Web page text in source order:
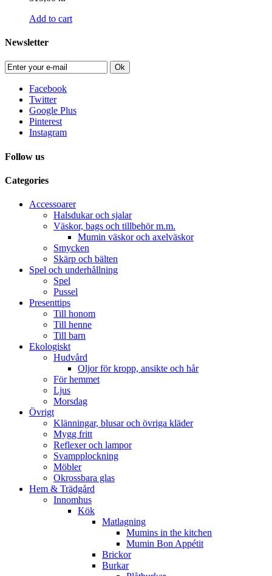
Add to cart
Newsletter
Ok
Facebook
Twitter
Google Plus
Pinterest
Instagram
Follow us
Categories
Accessoarer
Halsdukar och sjalar
Väskor, bags och tillbehör m.m.
Mumin väskor och axelväskor
Smycken
Skärp och bälten
Spel och underhållning
Spel
Pussel
Presenttips
Till honom
Till henne
Till barn
Ekologiskt
Hudvård
Oljor för kropp, ansikte och hår
För hemmet
Ljus
Morsdag
Övrigt
Klänningar, blusar och övriga kläder
Mygg fritt
Reflexer och lampor
Svampplockning
Möbler
Okrossbara glas
Hem & Trädgård
Innomhus
Kök
Matlagning
Mumins in the kitchen
Mumin Bon Appétit
Brickor
Burkar